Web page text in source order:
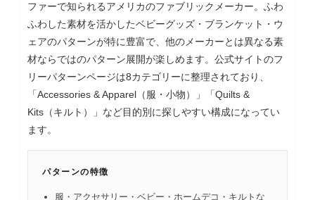
ファーで知られるアメリカのファブリックメーカー。ふわ
ふわした素材を活かしたベビーグッズ・ブランケット・ウ
ェアのパターンが特に豊富で、他のメーカーとは異なる素
材ならではのパターン展開が楽しめます。公式サイトのフ
リーパターンページは8カテゴリーに整理されており、
「Accessories & Apparel（服・小物）」「Quilts &
Kits（キルト）」など目的別に探しやすい構成になってい
ます。
パターンの特徴
服・アクセサリー・ベビー・ホームデコ・キルトな